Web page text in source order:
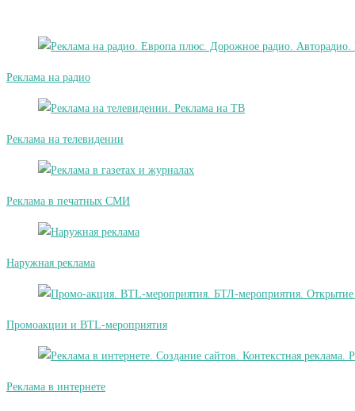
Реклама на радио
Реклама на телевидении
Реклама в печатных СМИ
Наружная реклама
Промоакции и BTL-мероприятия
Реклама в интернете